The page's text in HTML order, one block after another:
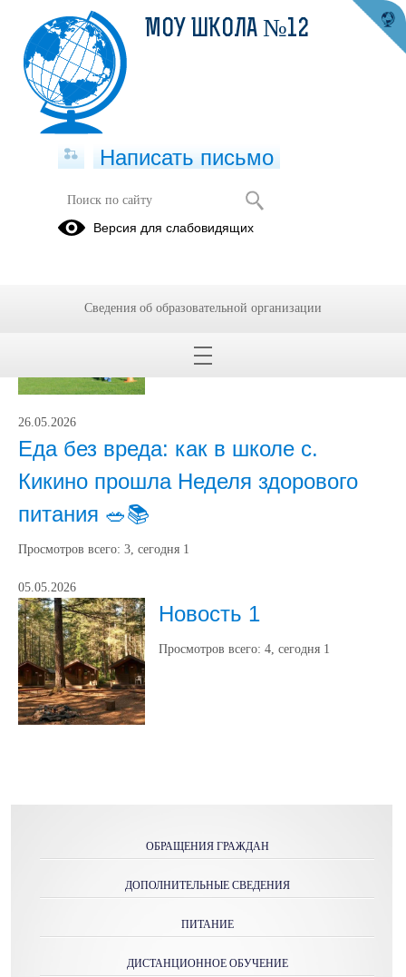
Публикации за Май 2026
Просмотров всего: , сегодня
26.05.2026
Еда без вреда: как в школе с.
Кикино прошла Неделя здорового
питания 🥗📚
Просмотров всего: 3, сегодня 1
05.05.2026
Новость 1
Просмотров всего: 4, сегодня 1
ОБРАЩЕНИЯ ГРАЖДАН
ДОПОЛНИТЕЛЬНЫЕ СВЕДЕНИЯ
ПИТАНИЕ
ДИСТАНЦИОННОЕ ОБУЧЕНИЕ
МОУ ШКОЛА №12
Написать письмо
Версия для слабовидящих
Сведения об образовательной организации